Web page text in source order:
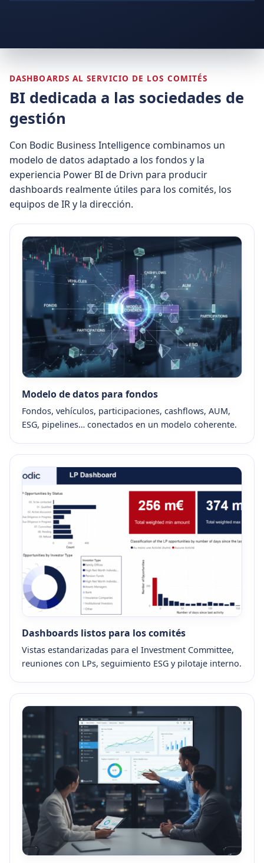
DASHBOARDS AL SERVICIO DE LOS COMITÉS
BI dedicada a las sociedades de
gestión
Con Bodic Business Intelligence combinamos un
modelo de datos adaptado a los fondos y la
experiencia Power BI de Drivn para producir
dashboards realmente útiles para los comités, los
equipos de IR y la dirección.
Modelo de datos para fondos
Fondos, vehículos, participaciones, cashflows, AUM,
ESG, pipelines… conectados en un modelo coherente.
Dashboards listos para los comités
Vistas estandarizadas para el Investment Committee,
reuniones con LPs, seguimiento ESG y pilotaje interno.